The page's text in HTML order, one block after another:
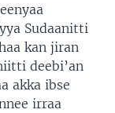
Sudaanitti
kan jiran
deebi’an
akka ibse
irraa